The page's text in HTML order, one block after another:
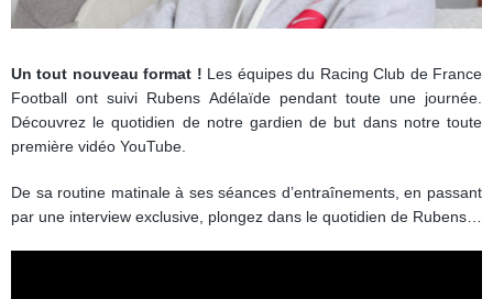
Un tout nouveau format ! Les équipes du Racing Club de France
Football ont suivi Rubens Adélaïde pendant toute une journée.
Découvrez le quotidien de notre gardien de but dans notre toute
première vidéo YouTube.
De sa routine matinale à ses séances d’entraînements, en passant
par une interview exclusive, plongez dans le quotidien de Rubens…